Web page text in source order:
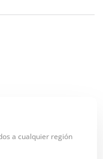
a cualquier región